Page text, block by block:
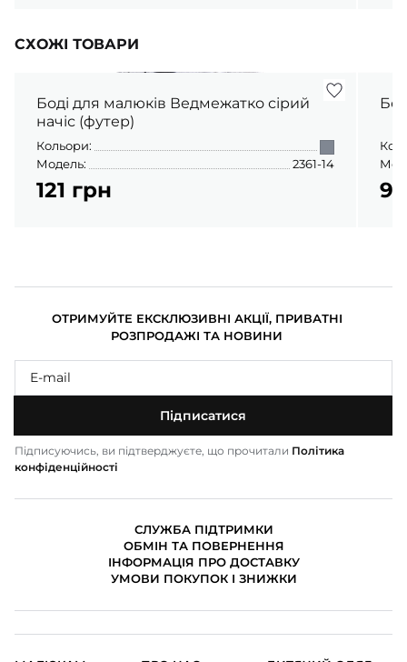
СХОЖІ ТОВАРИ
Боді для малюків Ведмежатко сірий
начіс (футер)
Кольори:
Модель:
2361-14
121 грн
ОТРИМУЙТЕ ЕКСКЛЮЗИВНІ АКЦІЇ, ПРИВАТНІ
РОЗПРОДАЖІ ТА НОВИНИ
Підписатися
Підписуючись, ви підтверджуєте, що прочитали Політика
конфіденційності
СЛУЖБА ПІДТРИМКИ
ОБМІН ТА ПОВЕРНЕННЯ
ІНФОРМАЦІЯ ПРО ДОСТАВКУ
УМОВИ ПОКУПОК І ЗНИЖКИ